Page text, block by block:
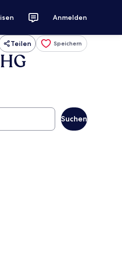
Anmelden
Teilen Speichern
Suchen